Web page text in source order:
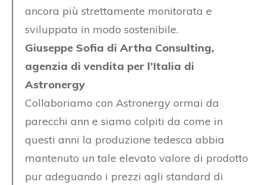
ancora più strettamente monitorata e
sviluppata in modo sostenibile.
Giuseppe Sofia di Artha Consulting,
agenzia di vendita per l’Italia di
Astronergy
Collaboriamo con Astronergy ormai da
parecchi ann e siamo colpiti da come in
questi anni la produzione tedesca abbia
mantenuto un tale elevato valore di prodotto
pur adeguando i prezzi agli standard di